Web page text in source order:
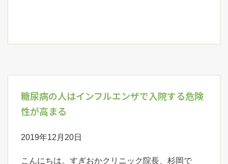
糖尿病の人はインフルエンザで入院する危険
性が高まる
2019年12月20日
こんにちは。すぎおかクリニック院長、杉岡で